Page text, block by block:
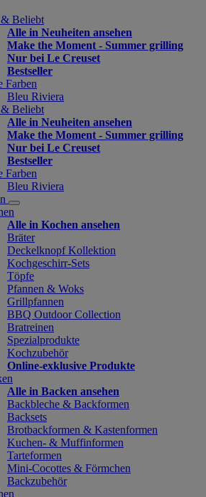
Beliebt
Alle in Neuheiten ansehen
Make the Moment - Summer grilling
Nur bei Le Creuset
Bestseller
Farben
Bleu Riviera
Beliebt
Alle in Neuheiten ansehen
Make the Moment - Summer grilling
Nur bei Le Creuset
Bestseller
Farben
Bleu Riviera
Alle in Kochen ansehen
Bräter
Deckelknopf Kollektion
Kochgeschirr-Sets
Töpfe
Pfannen & Woks
Grillpfannen
BBQ Outdoor Collection
Bratreinen
Spezialprodukte
Kochzubehör
Online-exklusive Produkte
Alle in Backen ansehen
Backbleche & Backformen
Backsets
Brotbackformen & Kastenformen
Kuchen- & Muffinformen
Tarteformen
Mini-Cocottes & Förmchen
Backzubehör